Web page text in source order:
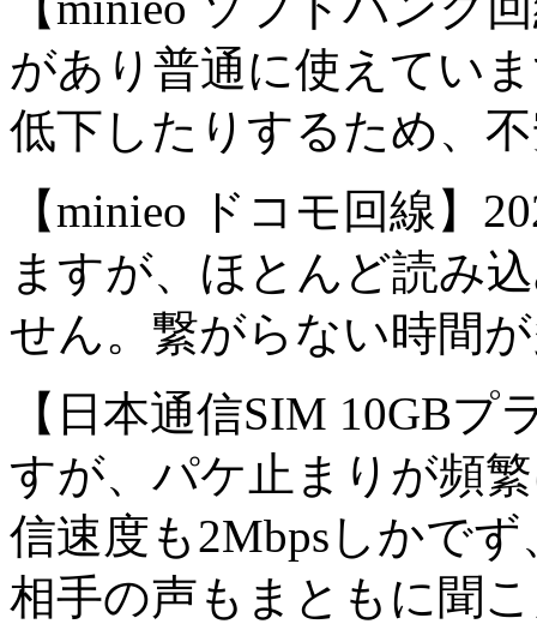
があり普通に使えてい
低下したりするため、
【minieo ドコモ回線】
ますが、ほとんど読み
せん。繋がらない時間
【日本通信SIM 10GB
すが、パケ止まりが頻
信速度も2Mbpsしかで
相手の声もまともに聞